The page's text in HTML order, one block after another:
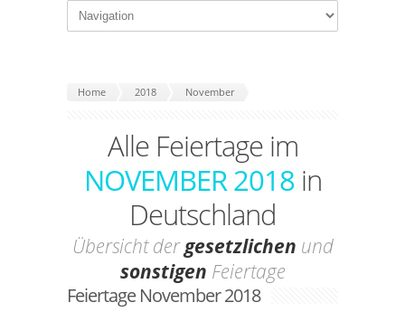
Home 2018 November
Alle Feiertage im
NOVEMBER 2018 in
Deutschland
Übersicht dergesetzlichen und
sonstigen Feiertage
Feiertage November 2018